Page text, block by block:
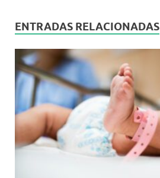
ENTRADAS RELACIONADAS